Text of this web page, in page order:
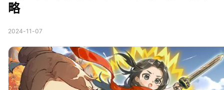
略
2024-11-07